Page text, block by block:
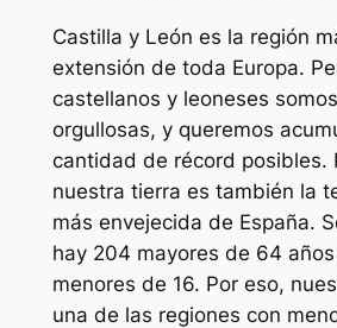
Castilla y León es la región
extensión de toda Europa.
castellanos y leoneses
orgullosas, y queremos
cantidad de récord posibles.
nuestra tierra es también la
más envejecida de España.
hay 204 mayores de 64
menores de 16. Por eso,
una de las regiones con